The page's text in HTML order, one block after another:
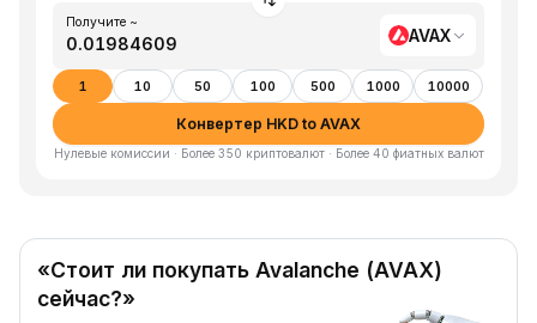
Получите ~
AVAX
1 10 50 100 500 1000 10000
Конвертер HKD to AVAX
Нулевые комиссии · Более 350 криптовалют · Более 40 фиатных валют
«Стоит ли покупать Avalanche (AVAX)
сейчас?»